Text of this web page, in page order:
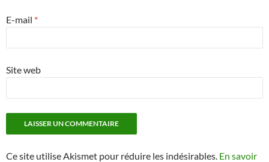
E-mail *
Site web
Ce site utilise Akismet pour réduire les indésirables. En savoir